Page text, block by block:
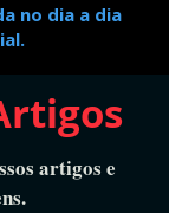
no dia a dia
artigos e